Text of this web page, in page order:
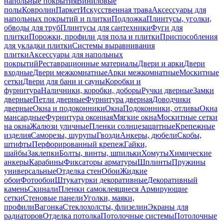
полыКовролинПаркетИскусственная траваАксессуары для
напольных покрытий и плиткиПодложкаПлинтусы, уголки,
обводы для трубПлинтусы для сантехникиФуги для
плиткиПорожки, профили для пола и плиткиПриспособления
для укладки плиткиСистемы выравнивания
плиткиАксессуары для напольных
покрытийРеставрационные материалыДвери и аркиДвери
входныеДвери межкомнатныеАрки межкомнатныеМоскитные
сеткиДвери для бани и сауныКоробки и
фурнитураНаличники, коробки, доборыРучки дверныеЗамки
дверныеПетли дверныеФурнитура двернаяДоводчики
дверныеОкна и подоконникиОкнаПодоконники, отливыОкна
мансардныеФурнитура оконнаяМягкие окнаМоскитные сетки
на окнаЖалюзи уличныеПленки солнцезащитныеКрепежные
изделияСаморезы, шурупыГвоздиАнкеры, дюбелиСкобы,
штифтыПерфорированный крепежГайки,
шайбыЗаклепкиБолты, винты, шпилькиХомутыХимические
анкерыКарабиныФиксаторы арматурыШплинтыПружины
универсальныеОтделка стенОбоиЖидкие
обоиФотообоиШтукатурки декоративныеДекоративный
каменьСкиналиПленки самоклеящиеся Армирующие
сеткиСтеновые панелиУголки, маяки,
профилиВагонкаСтеклохолсты, флизелинЭкраны для
радиаторовОтделка потолкаПотолочные системыПотолочные